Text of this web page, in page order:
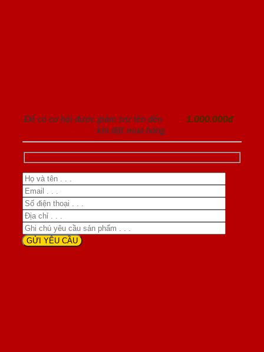
Để có cơ hội được giảm trừ lên đến
1.000.000đ
khi đặt mua hàng.